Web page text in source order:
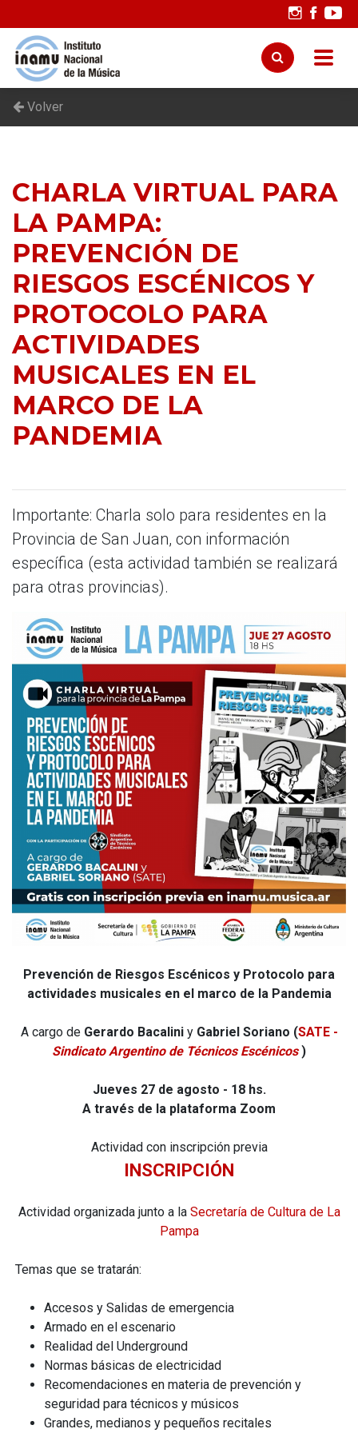
Volver
CHARLA VIRTUAL PARA
LA PAMPA:
PREVENCIÓN DE
RIESGOS ESCÉNICOS Y
PROTOCOLO PARA
ACTIVIDADES
MUSICALES EN EL
MARCO DE LA
PANDEMIA
Importante: Charla solo para residentes en la
Provincia de San Juan, con información
específica (esta actividad también se realizará
para otras provincias).
Prevención de Riesgos Escénicos y Protocolo para
actividades musicales en el marco de la Pandemia
A cargo de Gerardo Bacalini y Gabriel Soriano (SATE -
Sindicato Argentino de Técnicos Escénicos )
Jueves 27 de agosto - 18 hs.
A través de la plataforma Zoom
Actividad con inscripción previa
INSCRIPCIÓN
Actividad organizada junto a la Secretaría de Cultura de La
Pampa
Temas que se tratarán:
Accesos y Salidas de emergencia
Armado en el escenario
Realidad del Underground
Normas básicas de electricidad
Recomendaciones en materia de prevención y
seguridad para técnicos y músicos
Grandes, medianos y pequeños recitales